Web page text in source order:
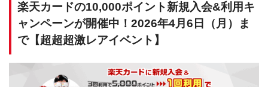
楽天カードの10,000ポイント新規入会&利用キ
ャンペーンが開催中！2026年4月6日（月）ま
で【超超超激レアイベント】